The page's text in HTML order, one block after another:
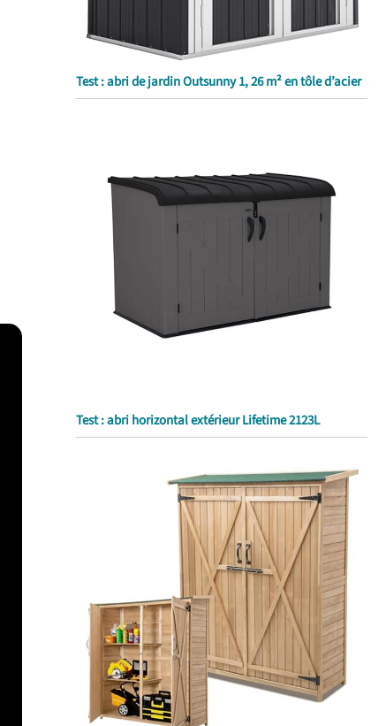
Test : abri de jardin Outsunny 1, 26 m² en tôle d’acier
Test : abri horizontal extérieur Lifetime 2123L